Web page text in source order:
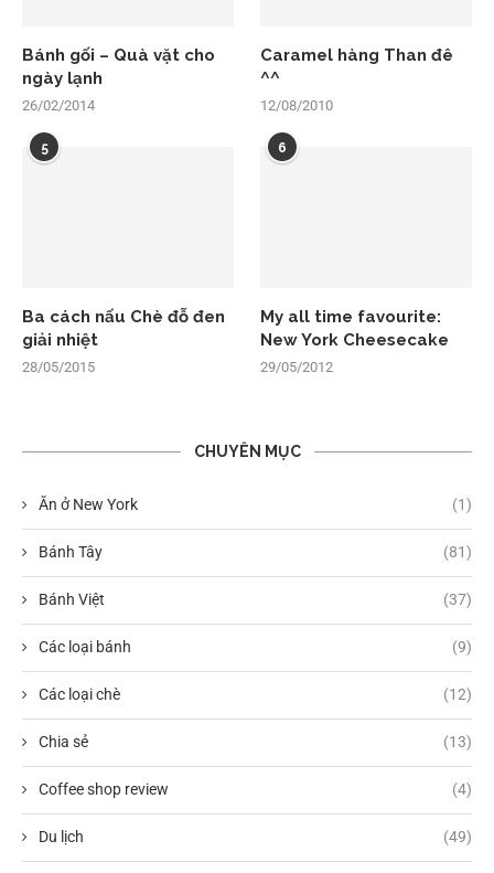
Bánh gối – Quà vặt cho
ngày lạnh
26/02/2014
Caramel hàng Than đê
^^
12/08/2010
5
Ba cách nấu Chè đỗ đen
giải nhiệt
28/05/2015
6
My all time favourite:
New York Cheesecake
29/05/2012
CHUYÊN MỤC
Ăn ở New York (1)
Bánh Tây (81)
Bánh Việt (37)
Các loại bánh (9)
Các loại chè (12)
Chia sẻ (13)
Coffee shop review (4)
Du lịch (49)